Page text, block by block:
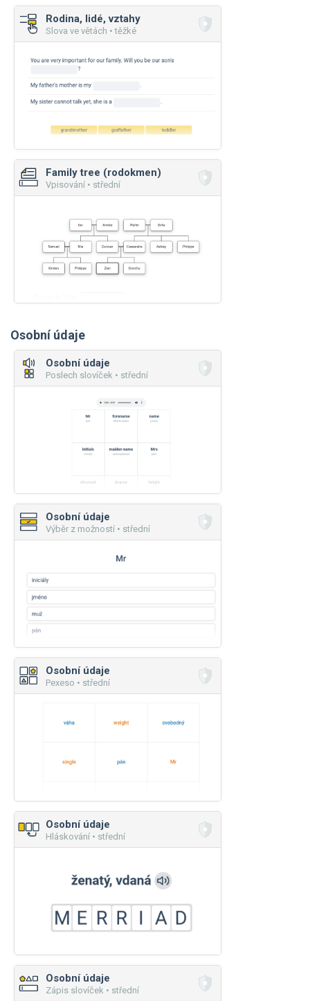
Rodina, lidé, vztahy
Slova ve větách • těžké
Family tree (rodokmen)
Vpisování • střední
Osobní údaje
Osobní údaje
Poslech slovíček • střední
Osobní údaje
Výběr z možností • střední
Osobní údaje
Pexeso • střední
Osobní údaje
Hláskování • střední
Osobní údaje
Zápis slovíček • střední